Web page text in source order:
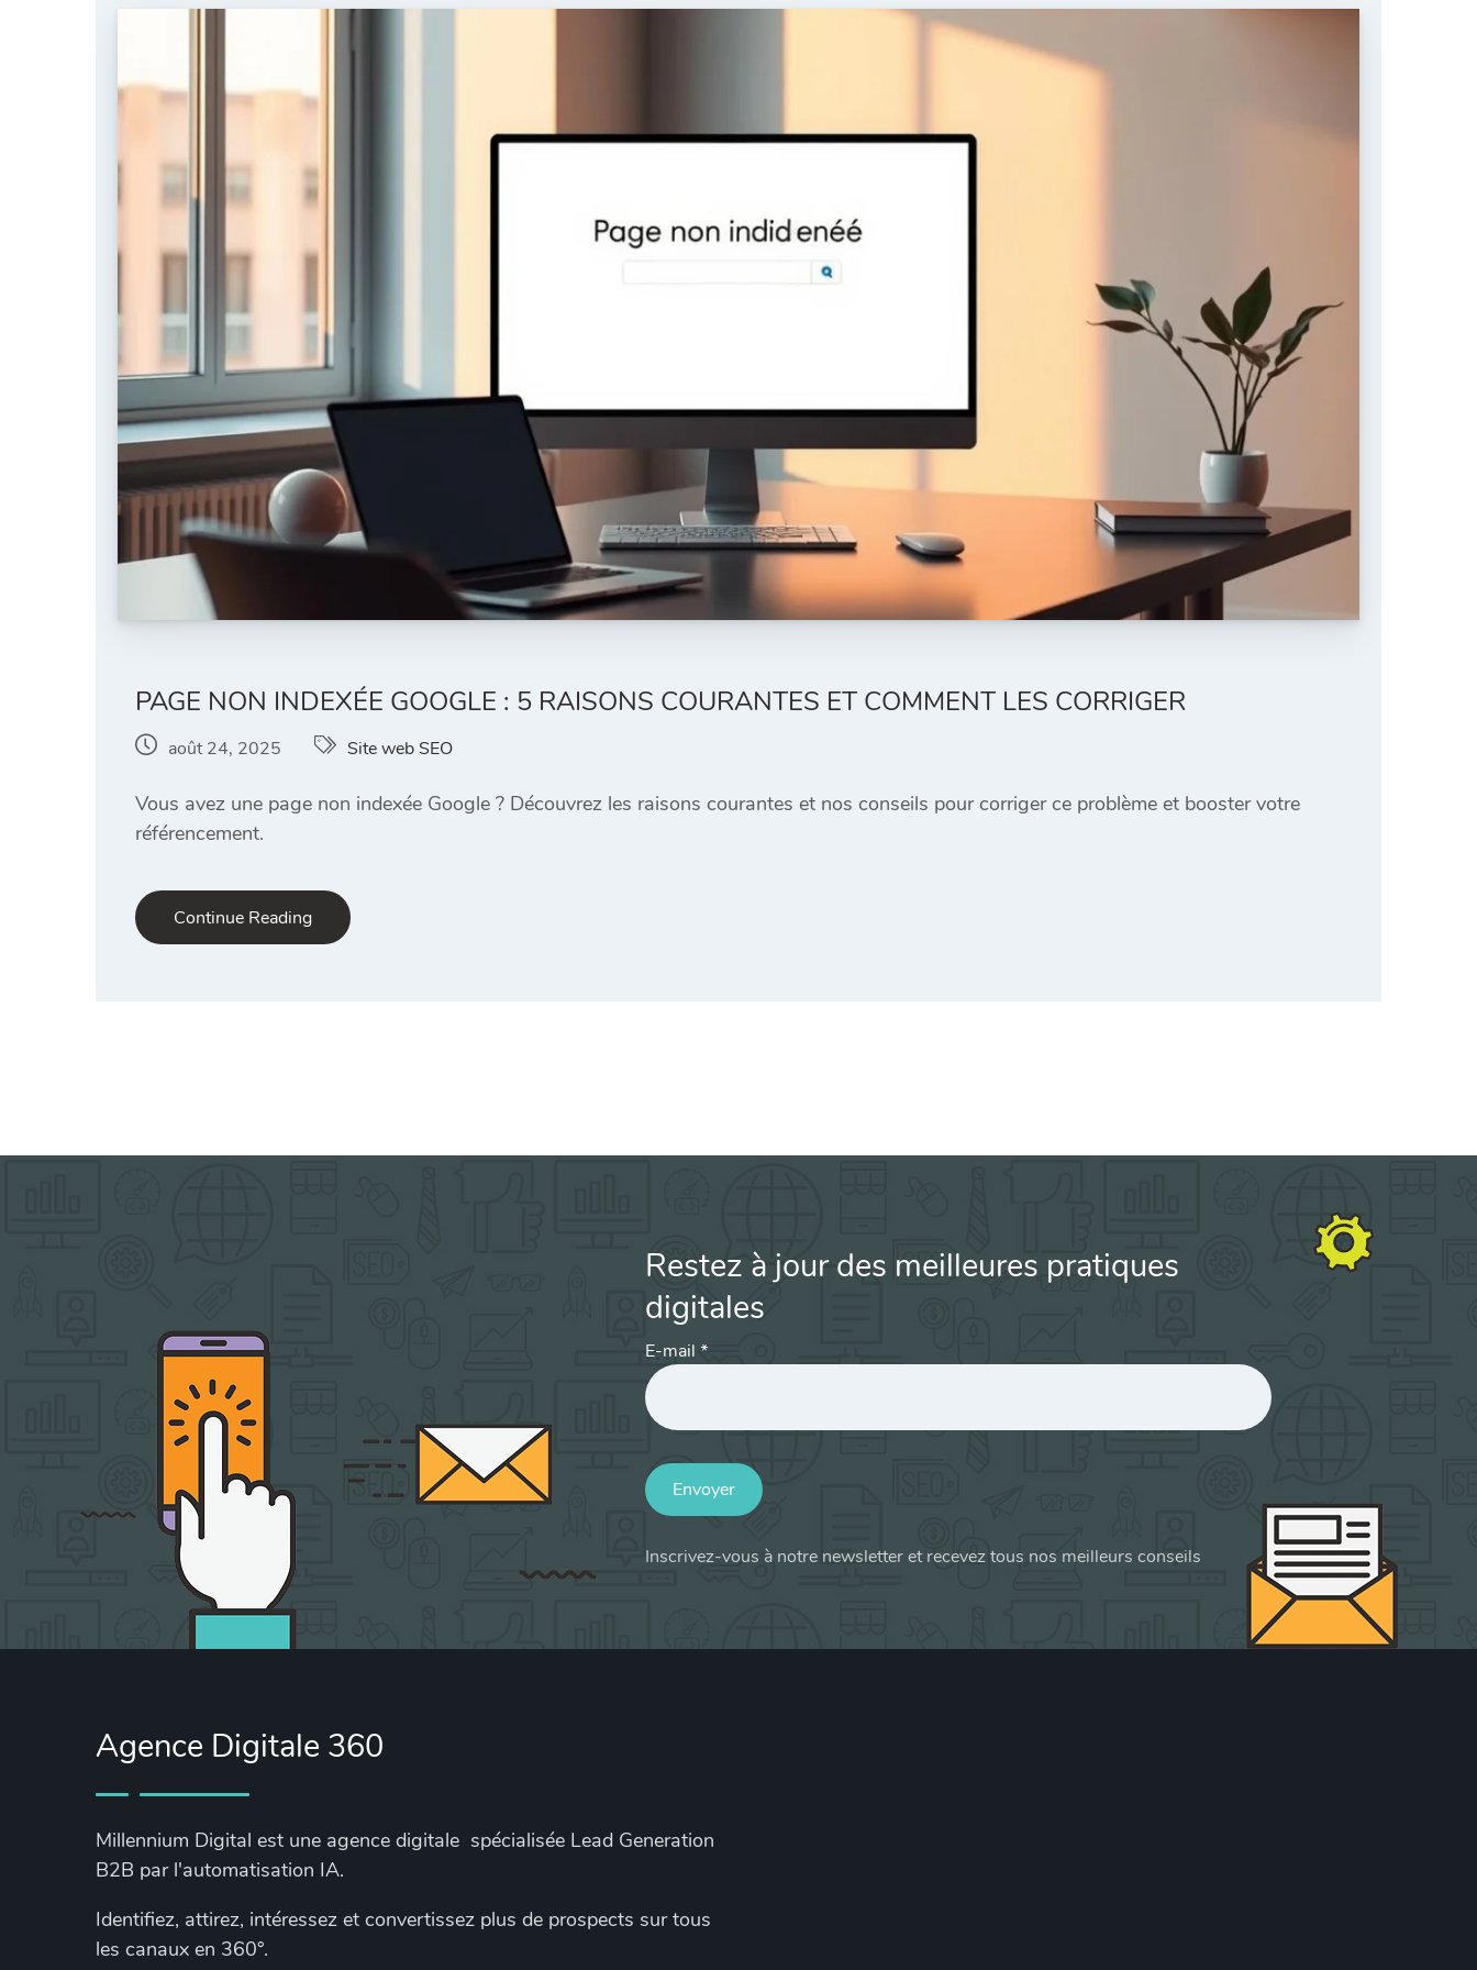
PAGE NON INDEXÉE GOOGLE : 5 RAISONS COURANTES ET COMMENT LES CORRIGER
août 24, 2025 Site web SEO
Vous avez une page non indexée Google ? Découvrez les raisons courantes et nos conseils pour corriger ce problème et booster votre
référencement.
Continue Reading
Restez à jour des meilleures pratiques
digitales
E-mail *
Envoyer
Inscrivez-vous à notre newsletter et recevez tous nos meilleurs conseils
Agence Digitale 360
Millennium Digital est une agence digitale spécialisée Lead Generation
B2B par l'automatisation IA.
Identifiez, attirez, intéressez et convertissez plus de prospects sur tous
les canaux en 360°.